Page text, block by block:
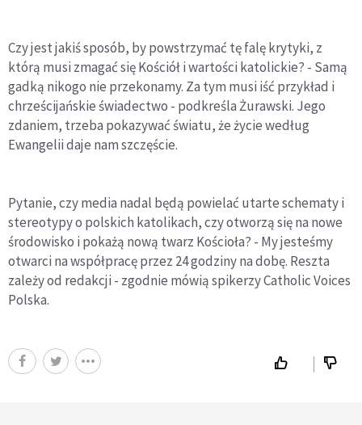
Czy jest jakiś sposób, by powstrzymać tę falę krytyki, z
którą musi zmagać się Kościół i wartości katolickie? - Samą
gadką nikogo nie przekonamy. Za tym musi iść przykład i
chrześcijańskie świadectwo - podkreśla Żurawski. Jego
zdaniem, trzeba pokazywać światu, że życie według
Ewangelii daje nam szczęście.
Pytanie, czy media nadal będą powielać utarte schematy i
stereotypy o polskich katolikach, czy otworzą się na nowe
środowisko i pokażą nową twarz Kościoła? - My jesteśmy
otwarci na współpracę przez 24 godziny na dobę. Reszta
zależy od redakcji - zgodnie mówią spikerzy Catholic Voices
Polska.